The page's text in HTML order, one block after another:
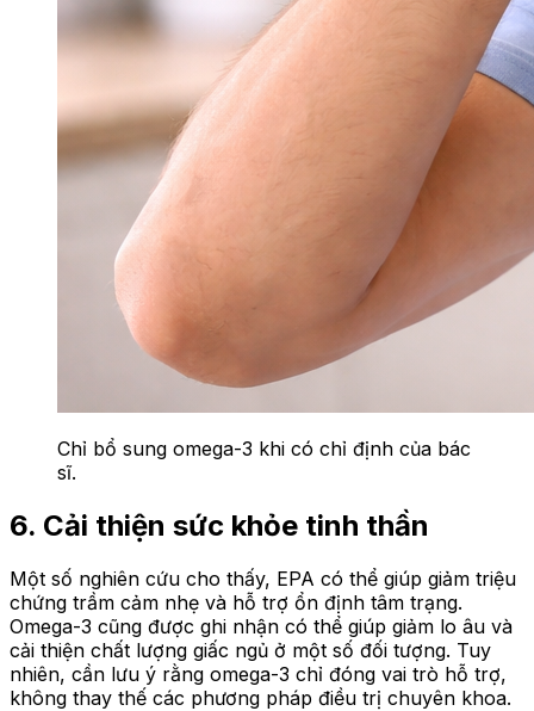
Chỉ bổ sung omega-3 khi có chỉ định của bác
sĩ.
6. Cải thiện sức khỏe tinh thần
Một số nghiên cứu cho thấy, EPA có thể giúp giảm triệu
chứng trầm cảm nhẹ và hỗ trợ ổn định tâm trạng.
Omega-3 cũng được ghi nhận có thể giúp giảm lo âu và
cải thiện chất lượng giấc ngủ ở một số đối tượng. Tuy
nhiên, cần lưu ý rằng omega-3 chỉ đóng vai trò hỗ trợ,
không thay thế các phương pháp điều trị chuyên khoa.